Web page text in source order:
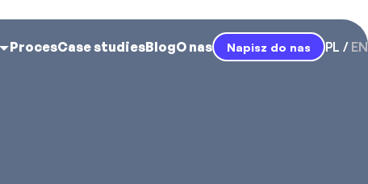
ProcesCase studiesBlogO nas Napisz do nas PL EN